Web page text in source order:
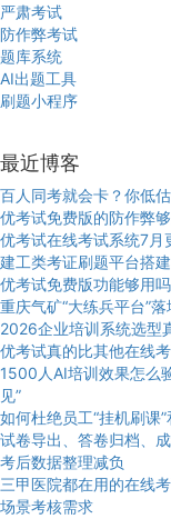
严肃考试
防作弊考试
题库系统
AI出题工具
刷题小程序
最近博客
百人同考就会卡？你低
优考试免费版的防作弊
优考试在线考试系统7
建工类考证刷题平台搭
优考试免费版功能够用
重庆气矿“大练兵平台”
2026企业培训系统选型
优考试真的比其他在线
1500人AI培训效果怎么
见”
如何杜绝员工“挂机刷课
试卷导出、答卷归档、
考后数据整理减负
三甲医院都在用的在线
场景考核需求